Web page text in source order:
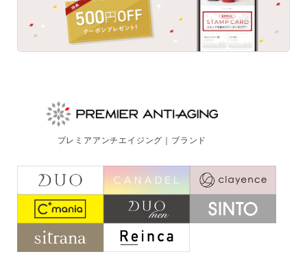
bメディア
ご注文はフリーダイヤルでも承ります
0120-557-020
受付時間 全日 9:00~18:00 ※年末年始を除く
フォームでのお問合わせはこちら
プレミアアンチエイジング｜ブランド